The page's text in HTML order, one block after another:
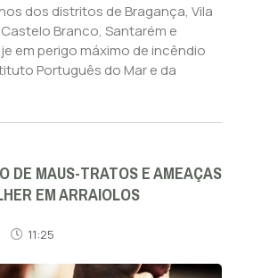
dos distritos de Bragança, Vila
Castelo Branco, Santarém e
em perigo máximo de incêndio
Português do Mar e da
DE MAUS-TRATOS E AMEAÇAS
EM ARRAIOLOS
11:25